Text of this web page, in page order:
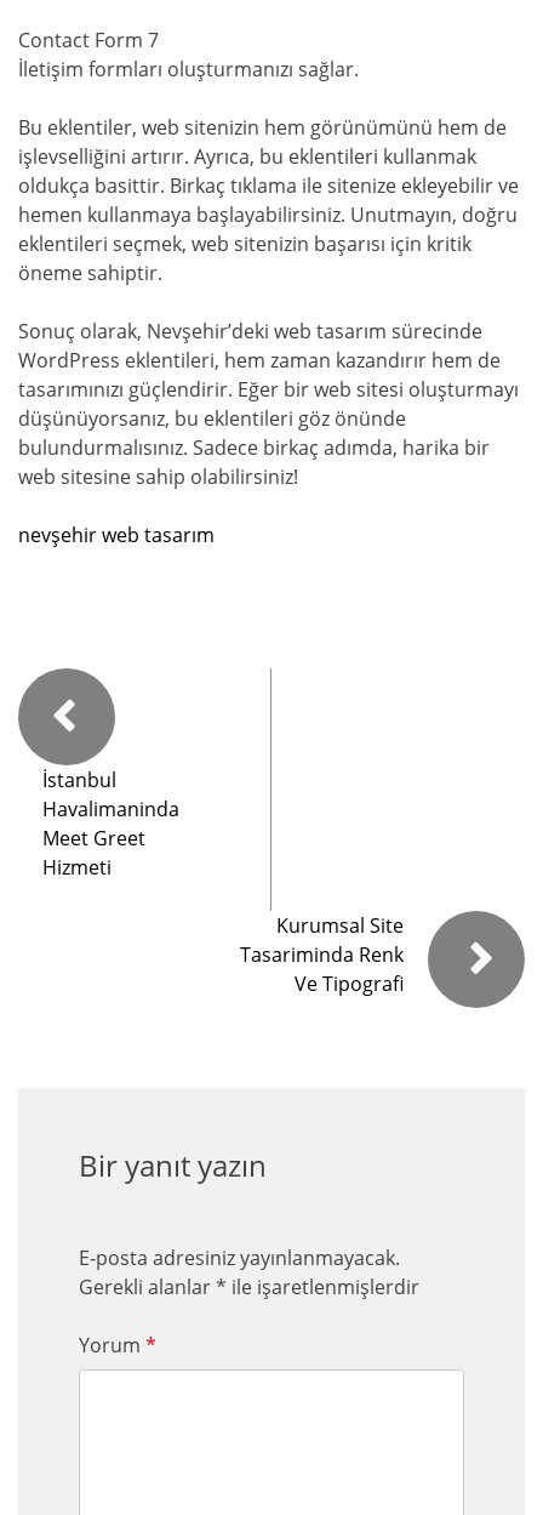
Contact Form 7
İletişim formları oluşturmanızı sağlar.
Bu eklentiler, web sitenizin hem görünümünü hem de
işlevselliğini artırır. Ayrıca, bu eklentileri kullanmak
oldukça basittir. Birkaç tıklama ile sitenize ekleyebilir ve
hemen kullanmaya başlayabilirsiniz. Unutmayın, doğru
eklentileri seçmek, web sitenizin başarısı için kritik
öneme sahiptir.
Sonuç olarak, Nevşehir’deki web tasarım sürecinde
WordPress eklentileri, hem zaman kazandırır hem de
tasarımınızı güçlendirir. Eğer bir web sitesi oluşturmayı
düşünüyorsanız, bu eklentileri göz önünde
bulundurmalısınız. Sadece birkaç adımda, harika bir
web sitesine sahip olabilirsiniz!
nevşehir web tasarım
İstanbul
Havalimaninda
Meet Greet
Hizmeti
Kurumsal Site
Tasariminda Renk
Ve Tipografi
Bir yanıt yazın
E-posta adresiniz yayınlanmayacak.
Gerekli alanlar* ile işaretlenmişlerdir
Yorum *